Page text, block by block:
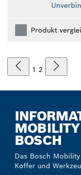
Produkt
1 2
BOSCH
Das Bosch
Koffer und